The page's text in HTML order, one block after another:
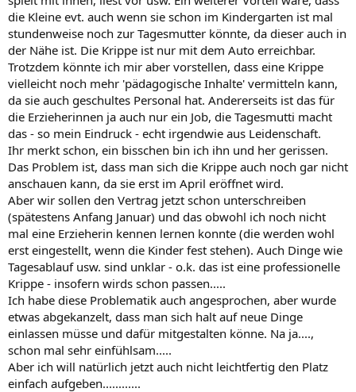
die Kleine evt. auch wenn sie schon im Kindergarten ist mal
stundenweise noch zur Tagesmutter könnte, da dieser auch in
der Nähe ist. Die Krippe ist nur mit dem Auto erreichbar.
Trotzdem könnte ich mir aber vorstellen, dass eine Krippe
vielleicht noch mehr 'pädagogische Inhalte' vermitteln kann,
da sie auch geschultes Personal hat. Andererseits ist das für
die Erzieherinnen ja auch nur ein Job, die Tagesmutti macht
das - so mein Eindruck - echt irgendwie aus Leidenschaft.
Ihr merkt schon, ein bisschen bin ich ihn und her gerissen.
Das Problem ist, dass man sich die Krippe auch noch gar nicht
anschauen kann, da sie erst im April eröffnet wird.
Aber wir sollen den Vertrag jetzt schon unterschreiben
(spätestens Anfang Januar) und das obwohl ich noch nicht
mal eine Erzieherin kennen lernen konnte (die werden wohl
erst eingestellt, wenn die Kinder fest stehen). Auch Dinge wie
Tagesablauf usw. sind unklar - o.k. das ist eine professionelle
Krippe - insofern wirds schon passen.....
Ich habe diese Problematik auch angesprochen, aber wurde
etwas abgekanzelt, dass man sich halt auf neue Dinge
einlassen müsse und dafür mitgestalten könne. Na ja....,
schon mal sehr einfühlsam.....
Aber ich will natürlich jetzt auch nicht leichtfertig den Platz
einfach aufgeben............